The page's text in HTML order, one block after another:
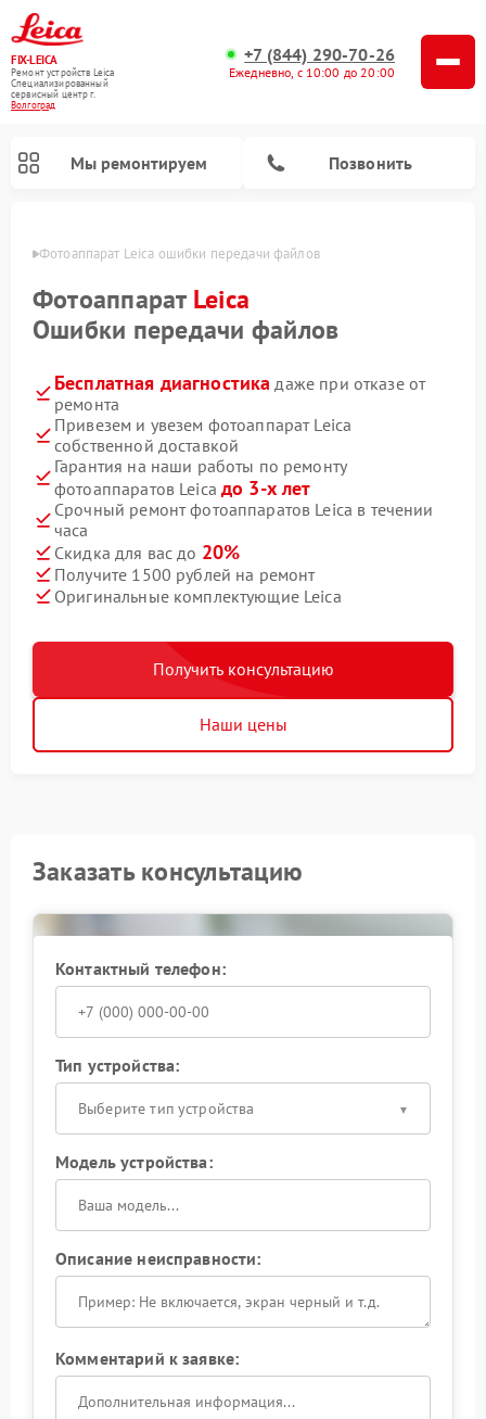
FIX-LEICA
Ремонт устройств Leica
Специализированный
cервисный центр г.
Волгоград
+7 (844) 290-70-26
Ежедневно, с 10:00 до 20:00
Мы ремонтируем Позвонить
Фотоаппарат Leica ошибки передачи файлов
Фотоаппарат Leica
Ошибки передачи файлов
Бесплатная диагностика даже при отказе от
ремонта
Привезем и увезем фотоаппарат Leica
собственной доставкой
Гарантия на наши работы по ремонту
фотоаппаратов Leicaдо 3-х лет
Срочный ремонт фотоаппаратов Leica в течении
часа
Скидка для вас до 20%
Получите 1500 рублей на ремонт
Оригинальные комплектующие Leica
Получить консультацию
Наши цены
Заказать консультацию
Контактный телефон:
Тип устройства:
Выберите тип устройства
Модель устройства:
Описание неисправности:
Комментарий к заявке: